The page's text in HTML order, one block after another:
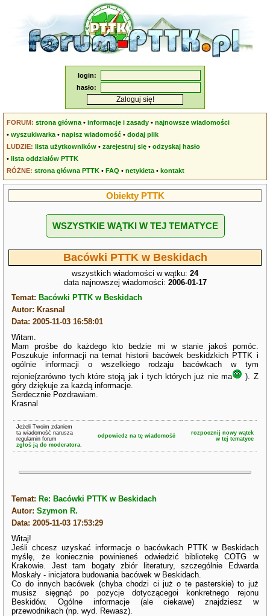
login:
hasło:
FORUM: strona główna •informacje i zasady •najnowsze wiadomości
•wyszukiwarka •napisz wiadomość •dodaj plik
LUDZIE: lista użytkowników •zarejestruj się •odzyskaj hasło
•lista oddziałów PTTK
RÓŻNE: strona główna PTTK •FAQ •netykieta •kontakt
Obiekty PTTK
WSZYSTKIE WĄTKI W TEJ TEMATYCE
Bacówki PTTK w Beskidach
wszystkich wiadomości w wątku: 24
data najnowszej wiadomości: 2006-01-17
Temat: Bacówki PTTK w Beskidach
Autor: Krasnal
Data: 2005-11-03 16:58:01
Witam.
Mam prośbe do każdego kto bedzie mi w stanie jakoś pomóc.
Poszukuje informacji na temat historii bacówek beskidzkich PTTK i
ogólnie informacji o wszelkiego rodzaju bacówkach w tym
rejonie(zarówno tych które stoją jak i tych których już nie ma
). Z
góry dziękuje za każdą informacje.
Serdecznie Pozdrawiam.
Krasnal
Jeżeli Twoim zdaniem
ta wiadomość narusza
regulamin forum
zgłoś ją do moderatora.
odpowiedz na tę wiadomość
rozpocznij nowy wątek
w tej tematyce
Temat: Re: Bacówki PTTK w Beskidach
Autor:Szymon R.
Data: 2005-11-03 17:53:29
Witaj!
Jeśli chcesz uzyskać informacje o bacówkach PTTK w Beskidach
myślę, że koniecznie powinieneś odwiedzić bibliotekę COTG w
Krakowie. Jest tam bogaty zbiór literatury, szczególnie Edwarda
Moskały - inicjatora budowania bacówek w Beskidach.
Co do innych bacówek (chyba chodzi ci już o te pasterskie) to już
musisz sięgnąć po pozycje dotyczącegoi konkretnego rejonu
Beskidów. Ogólne informacje (ale ciekawe) znajdziesz w
przewodnikach (np. wyd. Rewasz).